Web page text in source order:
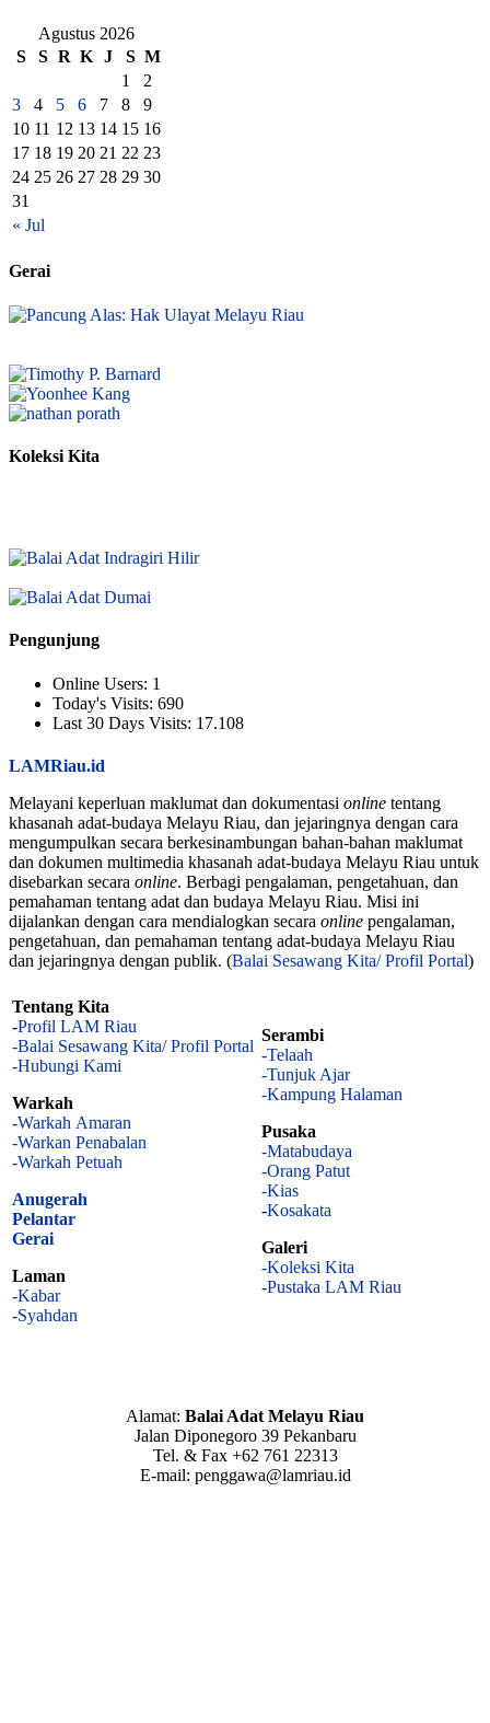
Agustus 2026
S
S R K J S M
« Jul
1
2
3
4 5 6 7 8
9
10 11 12 13 14 15 16
17 18 19 20 21 22 23
24 25 26 27 28 29 30
31
Gerai
Koleksi Kita
Pengunjung
Online Users: 1
Today's Visits: 690
Last 30 Days Visits: 17.108
LAMRiau.id
Melayani keperluan maklumat dan dokumentasi online tentang
khasanah adat-budaya Melayu Riau, dan jejaringnya dengan cara
mengumpulkan secara berkesinambungan bahan-bahan maklumat
dan dokumen multimedia khasanah adat-budaya Melayu Riau untuk
disebarkan secara online. Berbagi pengalaman, pengetahuan, dan
pemahaman tentang adat dan budaya Melayu Riau. Misi ini
dijalankan dengan cara mendialogkan secara online pengalaman,
pengetahuan, dan pemahaman tentang adat-budaya Melayu Riau
dan jejaringnya dengan publik. (Balai Sesawang Kita/ Profil Portal)
Tentang Kita
-Profil LAM Riau
-Balai Sesawang Kita/ Profil Portal
-Hubungi Kami
Warkah
-Warkah Amaran
-Warkan Penabalan
-Warkah Petuah
Anugerah
Pelantar
Gerai
Laman
-Kabar
-Syahdan
Serambi
-Telaah
-Tunjuk Ajar
-Kampung Halaman
Pusaka
-Matabudaya
-Orang Patut
-Kias
-Kosakata
Galeri
-Koleksi Kita
-Pustaka LAM Riau
Alamat: Balai Adat Melayu Riau
Jalan Diponegoro 39 Pekanbaru
Tel. & Fax +62 761 22313
E-mail: penggawa@lamriau.id